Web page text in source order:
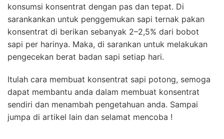
konsumsi konsentrat dengan pas dan tepat. Di
sarankankan untuk penggemukan sapi ternak pakan
konsentrat di berikan sebanyak 2–2,5% dari bobot
sapi per harinya. Maka, di sarankan untuk melakukan
pengecekan berat badan sapi setiap hari.
Itulah cara membuat konsentrat sapi potong, semoga
dapat membantu anda dalam membuat konsentrat
sendiri dan menambah pengetahuan anda. Sampai
jumpa di artikel lain dan selamat mencoba !